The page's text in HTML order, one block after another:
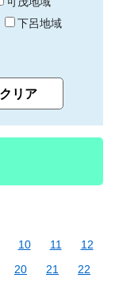
下呂地域
10 11
12
20 21
22